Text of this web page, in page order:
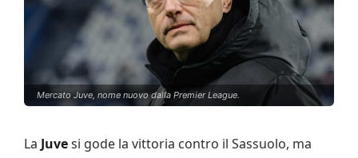
Mercato Juve, nome nuovo dalla Premier League.
La Juvesi gode la vittoria contro il Sassuolo, ma